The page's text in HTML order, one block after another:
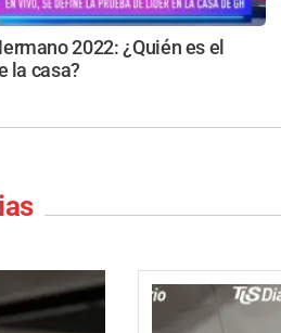
2022: ¿Quién es el
la casa?